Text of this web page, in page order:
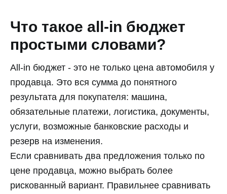
Что такое all-in бюджет
простыми словами?
All-in бюджет - это не только цена автомобиля у
продавца. Это вся сумма до понятного
результата для покупателя: машина,
обязательные платежи, логистика, документы,
услуги, возможные банковские расходы и
резерв на изменения.
Если сравнивать два предложения только по
цене продавца, можно выбрать более
рискованный вариант. Правильнее сравнивать